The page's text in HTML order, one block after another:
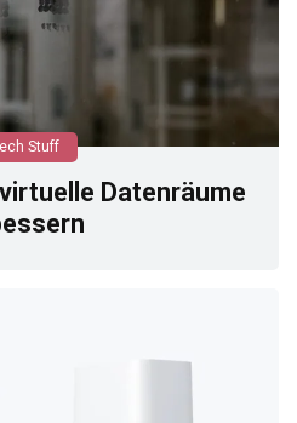
Stuff
Datenräume